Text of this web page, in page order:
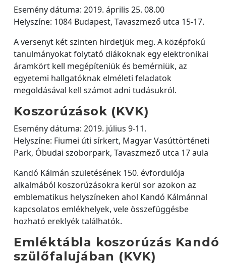
Esemény dátuma: 2019. április 25. 08.00
Helyszíne: 1084 Budapest, Tavaszmező utca 15-17.
A versenyt két szinten hirdetjük meg. A középfokú
tanulmányokat folytató diákoknak egy elektronikai
áramkört kell megépíteniük és bemérniük, az
egyetemi hallgatóknak elméleti feladatok
megoldásával kell számot adni tudásukról.
Koszorúzások (KVK)
Esemény dátuma: 2019. július 9-11.
Helyszíne: Fiumei úti sírkert, Magyar Vasúttörténeti
Park, Óbudai szoborpark, Tavaszmező utca 17 aula
Kandó Kálmán születésének 150. évfordulója
alkalmából koszorúzásokra kerül sor azokon az
emblematikus helyszíneken ahol Kandó Kálmánnal
kapcsolatos emlékhelyek, vele összefüggésbe
hozható ereklyék találhatók.
Emléktábla koszorúzás Kandó
szülőfalujában (KVK)